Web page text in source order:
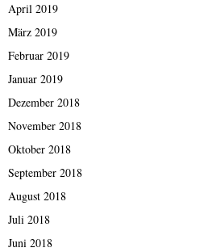
April 2019
März 2019
Februar 2019
Januar 2019
Dezember 2018
November 2018
Oktober 2018
September 2018
August 2018
Juli 2018
Juni 2018